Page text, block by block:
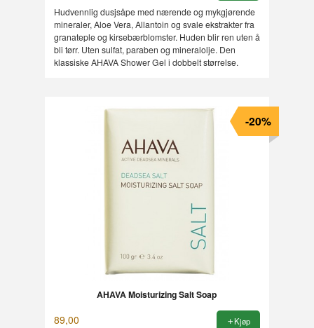
Hudvennlig dusjsåpe med nærende og mykgjørende
mineraler, Aloe Vera, Allantoin og svale ekstrakter fra
granateple og kirsebærblomster. Huden blir ren uten å
bli tørr. Uten sulfat, paraben og mineralolje. Den
klassiske AHAVA Shower Gel i dobbelt størrelse.
AHAVA Moisturizing Salt Soap
89,00
-20%
Kjøp